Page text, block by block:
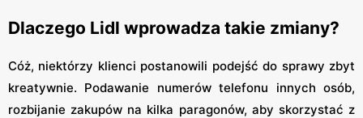
Dlaczego Lidl wprowadza takie zmiany?
Cóż, niektórzy klienci postanowili podejść do sprawy zbyt
kreatywnie. Podawanie numerów telefonu innych osób,
rozbijanie zakupów na kilka paragonów, aby skorzystać z